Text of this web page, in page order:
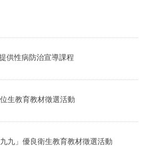
供性病防治宣導課程
生教育教材徵選活動
九」優良衛生教育教材徵選活動